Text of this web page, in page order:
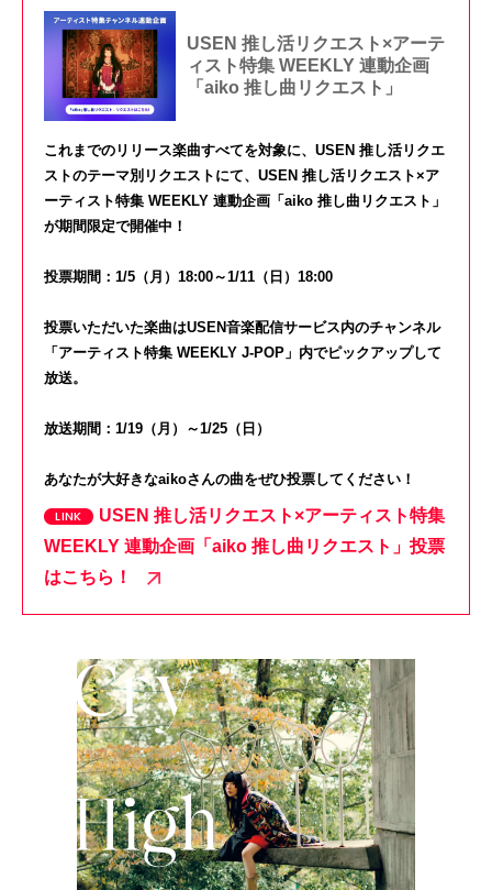
USEN 推し活リクエスト×アーテ
ィスト特集 WEEKLY 連動企画
「aiko 推し曲リクエスト」
これまでのリリース楽曲すべてを対象に、USEN 推し活リクエ
ストのテーマ別リクエストにて、USEN 推し活リクエスト×ア
ーティスト特集 WEEKLY 連動企画「aiko 推し曲リクエスト」
が期間限定で開催中！
投票期間：1/5（月）18:00～1/11（日）18:00
投票いただいた楽曲はUSEN音楽配信サービス内のチャンネル
「アーティスト特集 WEEKLY J-POP」内でピックアップして
放送。
放送期間：1/19 （月）～1/25（日）
あなたが大好きなaikoさんの曲をぜひ投票してください！
USEN 推し活リクエスト×アーティスト特集
WEEKLY 連動企画「aiko 推し曲リクエスト」投票
はこちら！